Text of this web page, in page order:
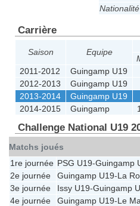
Nationalité
Carrière
Saison Equipe
2011-2012
Guingamp U19
2012-2013
Guingamp U19
2013-2014
Guingamp U19
2014-2015
Guingamp
Challenge National U19
Matchs joués
1re journée PSG U19-Guingamp
2e journée
Guingamp U19-La
3e journée
Issy U19-Guingamp
4e journée
Guingamp U19-Le